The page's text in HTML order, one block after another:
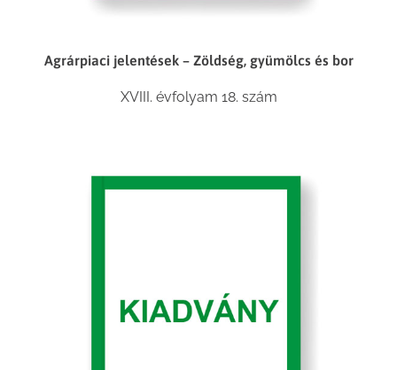
Agrárpiaci jelentések – Zöldség, gyümölcs és bor
XVIII. évfolyam 18. szám